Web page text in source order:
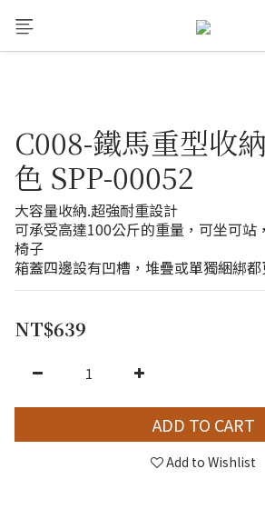
C008-鐵馬重型收
色 SPP-00052
大容量收納.超強耐重設計
可承受高達100公斤的重量，可坐可站
椅子
箱蓋四邊設有凹槽，堆疊或單獨綑綁
NT$639
ADD TO CART
Add to Wishlist